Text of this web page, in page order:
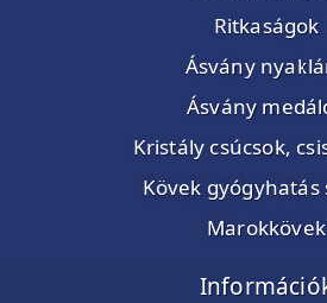
Ritkaságok
Ásvány
Ásvány
Kristály csúcsok,
Kövek gyógyhatás
Marokkövek